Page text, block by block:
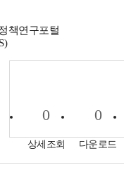
책연구포털
0
상세조회
0
다운로드